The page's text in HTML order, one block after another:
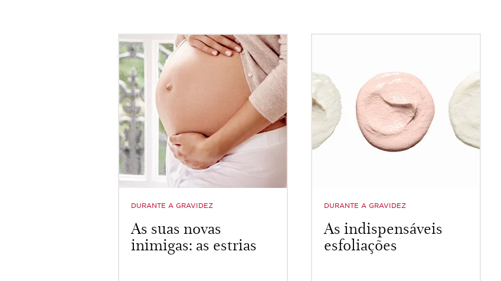
DURANTE A GRAVIDEZ
As suas novas
inimigas: as estrias
DURANTE A GRAVIDEZ
As indispensáveis
esfoliações